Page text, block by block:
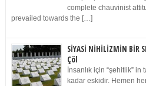
complete chauvinist
prevailed towards the […]
SİYASİ NİHİLİZMİN BİR
Çöl
İnsanlık için “şehitlik”
kadar eskidir. Hemen